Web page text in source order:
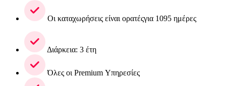
Οι καταχωρήσεις είναι ορατέςγια 1095 ημέρες
Διάρκεια: 3 έτη
Όλες οι Premium Υπηρεσίες